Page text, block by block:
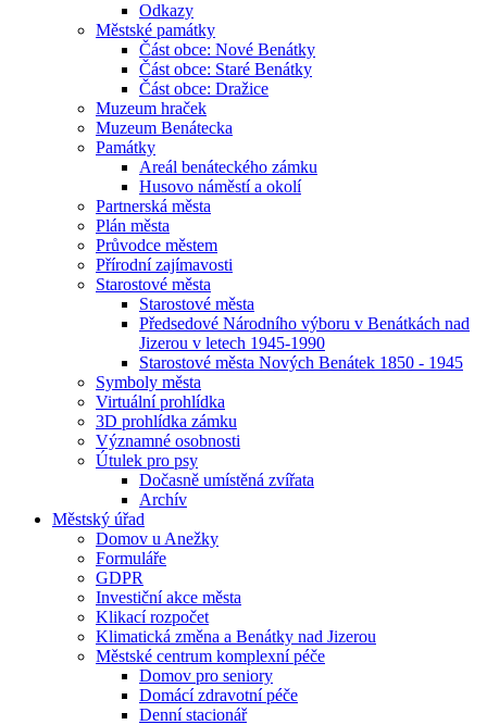
Odkazy
Městské památky
Část obce: Nové Benátky
Část obce: Staré Benátky
Část obce: Dražice
Muzeum hraček
Muzeum Benátecka
Památky
Areál benáteckého zámku
Husovo náměstí a okolí
Partnerská města
Plán města
Průvodce městem
Přírodní zajímavosti
Starostové města
Starostové města
Předsedové Národního výboru v Benátkách nad
Jizerou v letech 1945-1990
Starostové města Nových Benátek 1850 - 1945
Symboly města
Virtuální prohlídka
3D prohlídka zámku
Významné osobnosti
Útulek pro psy
Dočasně umístěná zvířata
Archív
Městský úřad
Domov u Anežky
Formuláře
GDPR
Investiční akce města
Klikací rozpočet
Klimatická změna a Benátky nad Jizerou
Městské centrum komplexní péče
Domov pro seniory
Domácí zdravotní péče
Denní stacionář